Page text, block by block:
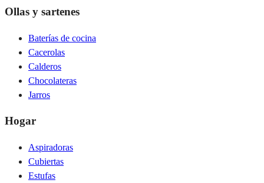
Ollas y sartenes
Baterías de cocina
Cacerolas
Calderos
Chocolateras
Jarros
Hogar
Aspiradoras
Cubiertas
Estufas